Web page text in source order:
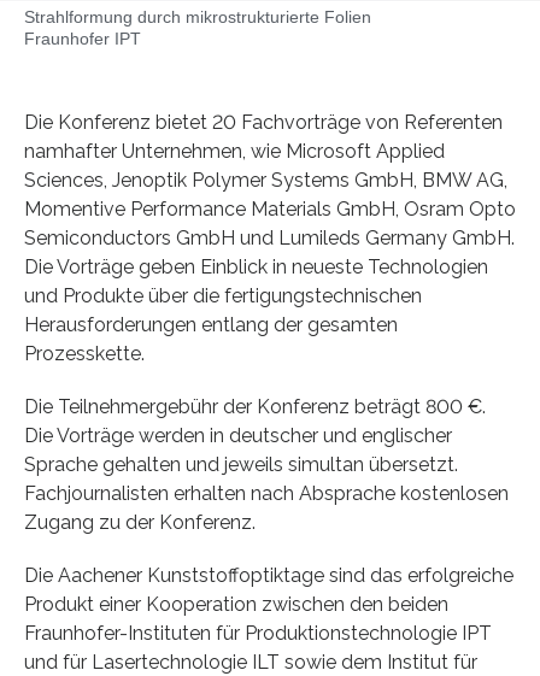
Strahlformung durch mikrostrukturierte Folien
Fraunhofer IPT
Die Konferenz bietet 20 Fachvorträge von Referenten
namhafter Unternehmen, wie Microsoft Applied
Sciences, Jenoptik Polymer Systems GmbH, BMW AG,
Momentive Performance Materials GmbH, Osram Opto
Semiconductors GmbH und Lumileds Germany GmbH.
Die Vorträge geben Einblick in neueste Technologien
und Produkte über die fertigungstechnischen
Herausforderungen entlang der gesamten
Prozesskette.
Die Teilnehmergebühr der Konferenz beträgt 800 €.
Die Vorträge werden in deutscher und englischer
Sprache gehalten und jeweils simultan übersetzt.
Fachjournalisten erhalten nach Absprache kostenlosen
Zugang zu der Konferenz.
Die Aachener Kunststoffoptiktage sind das erfolgreiche
Produkt einer Kooperation zwischen den beiden
Fraunhofer-Instituten für Produktionstechnologie IPT
und für Lasertechnologie ILT sowie dem Institut für